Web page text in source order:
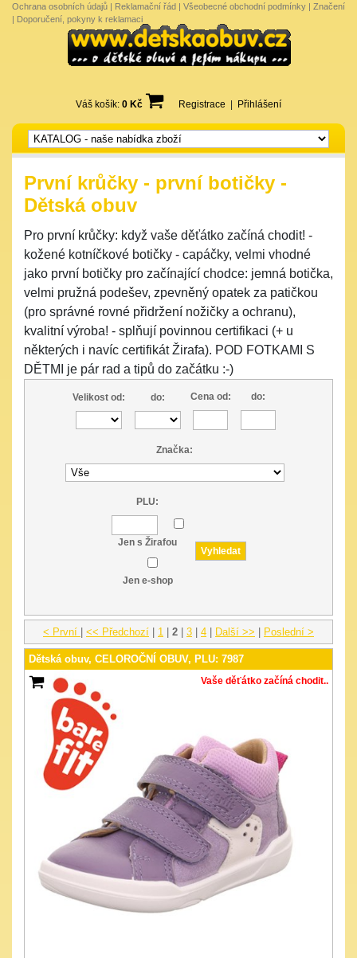
Ochrana osobních údajů | Reklamační řád | Všeobecné obchodní podmínky | Značení
| Doporučení, pokyny k reklamaci
Váš košík: 0 Kč Registrace Přihlášení
První krůčky - první botičky -
Dětská obuv
Pro první krůčky: když vaše děťátko začíná chodit! -
kožené kotníčkové botičky - capáčky, velmi vhodné
jako první botičky pro začínající chodce: jemná botička,
velmi pružná podešev, zpevněný opatek za patičkou
(pro správné rovné přidržení nožičky a ochranu),
kvalitní výroba! - splňují povinnou certifikaci (+ u
některých i navíc certifikát Žirafa). POD FOTKAMI S
DĚTMI je pár rad a tipů do začátku :-)
Velikost od: do: Cena od: do:
Značka:
PLU:
Jen s Žirafou
Jen e-shop
< První << Předchozí 1 2 3 4 Další >> Poslední >
Dětská obuv, CELOROČNÍ OBUV, PLU: 7987
Vaše děťátko začíná chodit..